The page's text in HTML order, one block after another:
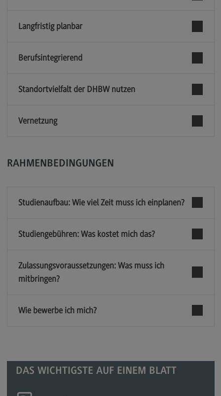
Marketing and Business Psychology
Modulangebot
Kontakt
Maschinenbau
Berufsperspektiven
Master of Business Administration
Master of Business Administration
Media and Data-driven Business
Langfristig planbar
Berufsintegrierend
Standortvielfalt der DHBW nutzen
Vernetzung
RAHMENBEDINGUNGEN
Studienaufbau: Wie viel Zeit muss ich einplanen?
Studiengebühren: Was kostet mich das?
Zulassungsvoraussetzungen: Was muss ich
mitbringen?
Wie bewerbe ich mich?
DAS WICHTIGSTE AUF EINEM BLATT